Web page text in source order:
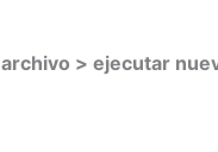
archivo > ejecutar